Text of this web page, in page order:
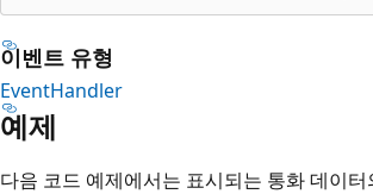
이벤트 유형
EventHandler
예제
다음 코드 예제에서는 표시되는 통화 데이터